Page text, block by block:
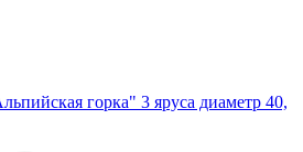
горка" 3 яруса диаметр 40,